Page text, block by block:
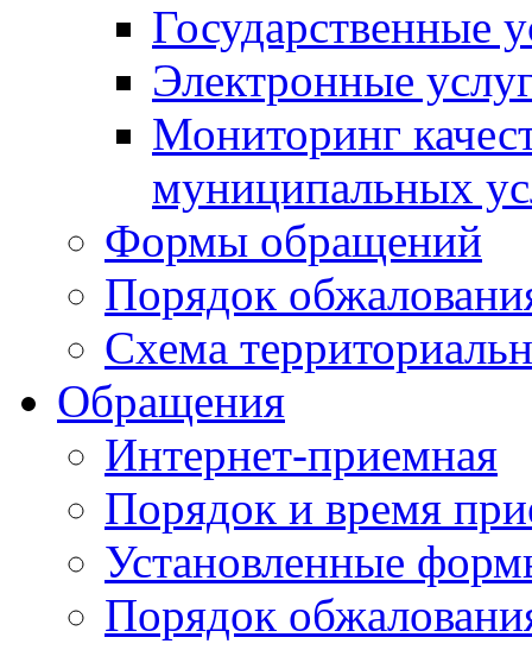
Государственные
Электронные
Мониторинг
муниципальных
Формы обращений
Порядок
Схема
Обращения
Интернет-приемная
Порядок и время
Установленные
Порядок